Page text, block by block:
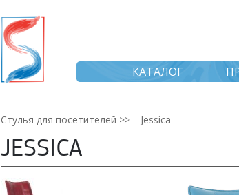
КАТАЛОГ
Стулья для посетителей >> Jessica
JESSICA